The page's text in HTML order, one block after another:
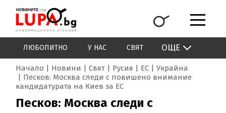
ЛЮБОПИТНО У НАС СВЯТ ОЩЕ
Начало Новини Свят Русия ЕС
Украйна
Песков: Москва следи с повишено внимание
кандидатурата на Киев за ЕС
Песков: Москва следи с